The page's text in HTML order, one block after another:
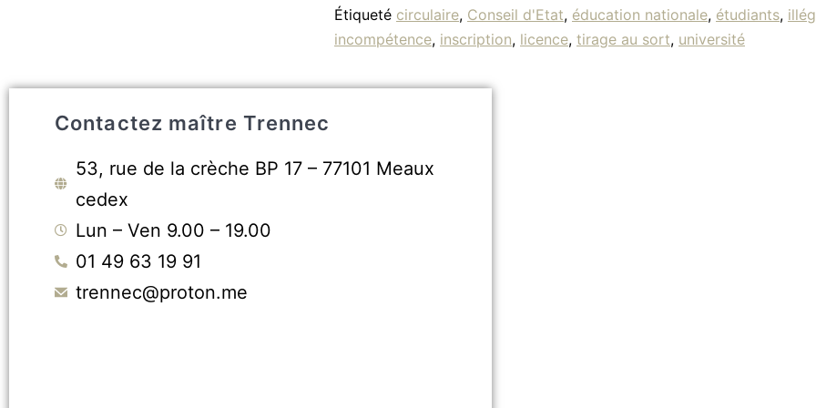
Étiqueté circulaire, Conseil d'Etat, éducation nationale, étudiants,
incompétence, inscription, licence, tirage au sort, université
Contactez maître Trennec
53, rue de la crèche BP 17 – 77101 Meaux
cedex
Lun – Ven 9.00 – 19.00
01 49 63 19 91
trennec@proton.me